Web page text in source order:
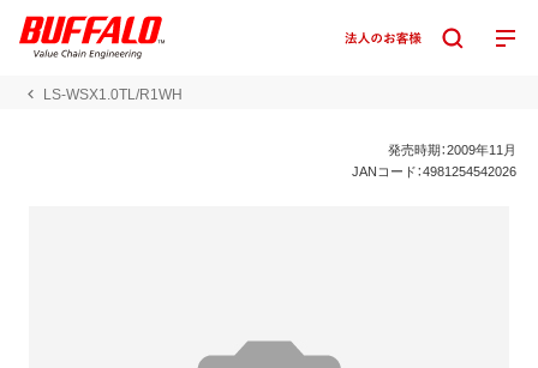
LS-WSX1.0TL/R1WH
発売時期：2009年11月
JANコード：4981254542026